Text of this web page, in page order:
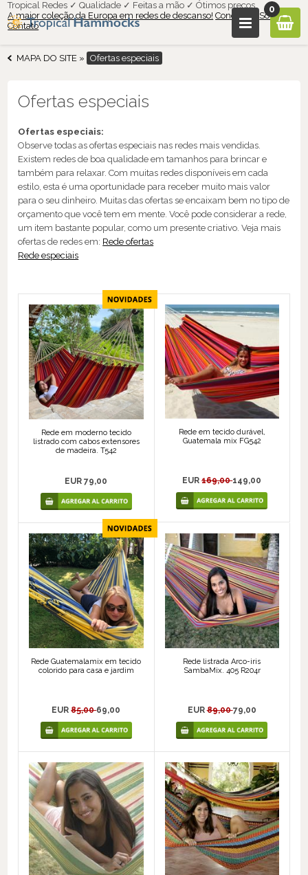
Tropical Redes ✓ Qualidade ✓ Feitas a mão ✓ Ótimos preços
A maior coleção da Europa em redes de descanso! Condições
Sobre nós
Contato
0
MAPA DO SITE » Ofertas especiais
Ofertas especiais
Ofertas especiais:
Observe todas as ofertas especiais nas redes mais vendidas.
Existem redes de boa qualidade em tamanhos para brincar e
também para relaxar. Com muitas redes disponíveis em cada
estilo, esta é uma oportunidade para receber muito mais valor
para o seu dinheiro. Muitas das ofertas se encaixam bem no tipo de
orçamento que você tem em mente. Você pode considerar a rede,
um item bastante popular, como um presente criativo. Veja mais
ofertas de redes em: Rede ofertas
Rede especiais
Rede em moderno tecido
listrado com cabos extensores
de madeira. T542
EUR 79,00
Rede em tecido durável,
Guatemala mix FG542
EUR169,00149,00
Rede Guatemalamix em tecido
colorido para casa e jardim
EUR85,0069,00
Rede listrada Arco-iris
SambaMix. 405 R204r
EUR89,0079,00